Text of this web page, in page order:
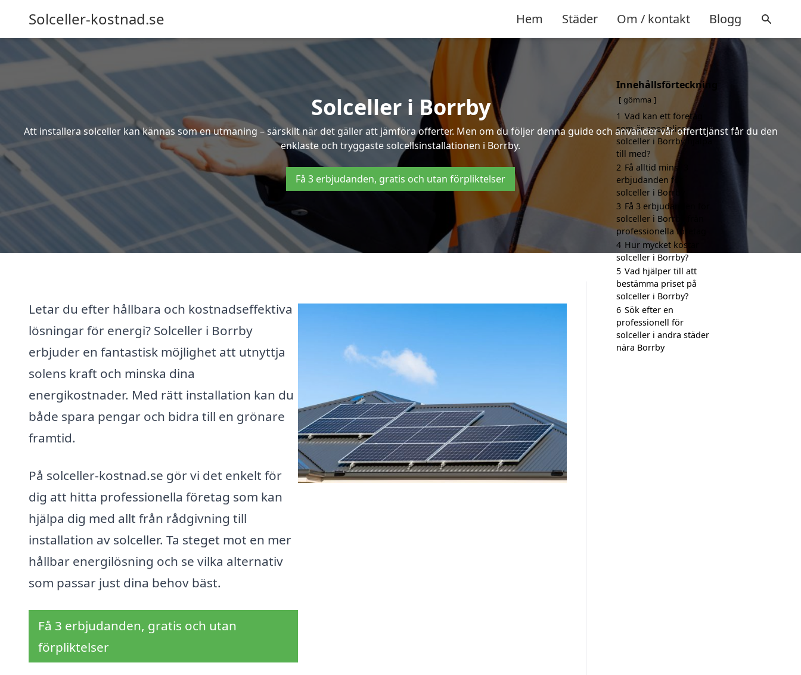
Solceller-kostnad.se Hem Städer Om / kontakt Blogg
Solceller i Borrby
Att installera solceller kan kännas som en utmaning – särskilt när det gäller att jämföra offerter. Men om du följer denna guide och använder vår offerttjänst får du den
enklaste och tryggaste solcellsinstallationen i Borrby.
Få 3 erbjudanden, gratis och utan förpliktelser
Letar du efter hållbara och kostnadseffektiva
lösningar för energi? Solceller i Borrby
erbjuder en fantastisk möjlighet att utnyttja
solens kraft och minska dina
energikostnader. Med rätt installation kan du
både spara pengar och bidra till en grönare
framtid.
På solceller-kostnad.se gör vi det enkelt för
dig att hitta professionella företag som kan
hjälpa dig med allt från rådgivning till
installation av solceller. Ta steget mot en mer
hållbar energilösning och se vilka alternativ
som passar just dina behov bäst.
Få 3 erbjudanden, gratis och utan
förpliktelser
Innehållsförteckning
gömma
1 Vad kan ett företag
som är specialiserat på
solceller i Borrby hjälpa
till med?
2 Få alltid minst 3
erbjudanden för
solceller i Borrby
3 Få 3 erbjudanden för
solceller i Borrby från
professionella företag
4 Hur mycket kostar
solceller i Borrby?
5 Vad hjälper till att
bestämma priset på
solceller i Borrby?
6 Sök efter en
professionell för
solceller i andra städer
nära Borrby